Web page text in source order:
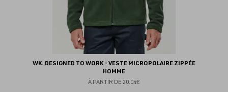
WK. DESIGNED TO WORK - VESTE MICROPOLAIRE ZIPPÉE
HOMME
À PARTIR DE 20.04€